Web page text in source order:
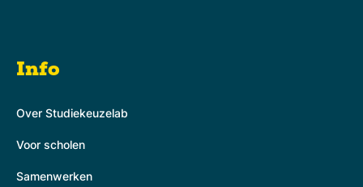
Info
Over Studiekeuzelab
Voor scholen
Samenwerken